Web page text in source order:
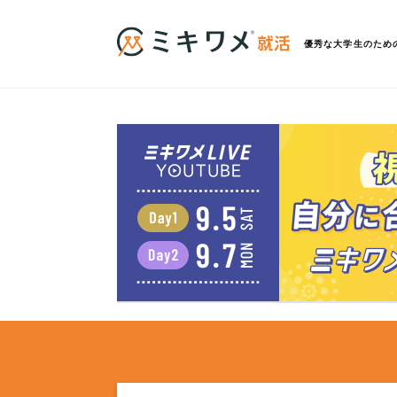
優秀な大学生のため